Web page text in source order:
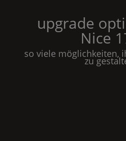
upgrade
Nice
so viele möglichkeiten,
zu